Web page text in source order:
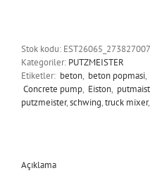
Stok kodu: EST26065_273827007
Kategoriler: PUTZMEISTER
Etiketler: beton, beton popmasi,
Concrete pump, Eiston,
putzmeister,schwing,truck mixer,
Açıklama